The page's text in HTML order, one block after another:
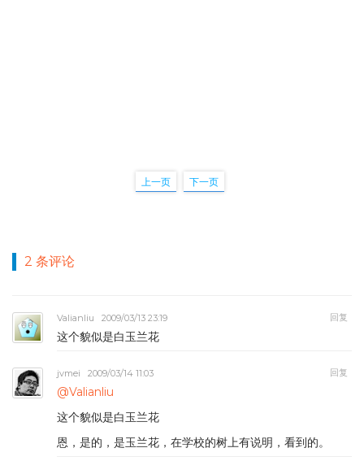
上一页 下一页
2 条评论
Valianliu 2009/03/13 23:19 回复
这个貌似是白玉兰花
jvmei 2009/03/14 11:03 回复
@Valianliu
这个貌似是白玉兰花
恩，是的，是玉兰花，在学校的树上有说明，看到的。